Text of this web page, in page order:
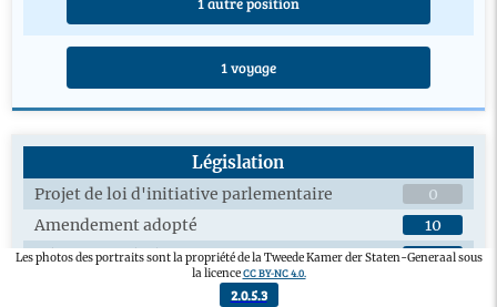
1 voyage
Législation
Projet de loi d'initiative parlementaire
0
Amendement adopté
10
Débats en plénière sur les projets de loi
6
Débats en commission sur les projets de loi
Les photos des portraits sont la propriété de la Tweede Kamer der Staten-Generaal sous
la licenceCC BY-NC 4.0.
2.0.5.3